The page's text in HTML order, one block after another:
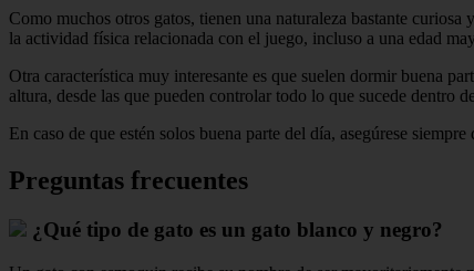
Como muchos otros gatos, tienen una naturaleza bastante
la actividad física relacionada con el juego, incluso a una edad
Otra característica muy interesante es que suelen dormir buena
altura, desde las que pueden controlar todo lo que sucede dentro
En caso de que estén solos buena parte del día, asegúrese
Preguntas frecuentes
¿Qué tipo de gato es un gato blanco y negro?